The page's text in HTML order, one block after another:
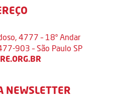
4777 – 18º Andar
903 – São Paulo SP
NEWSLETTER